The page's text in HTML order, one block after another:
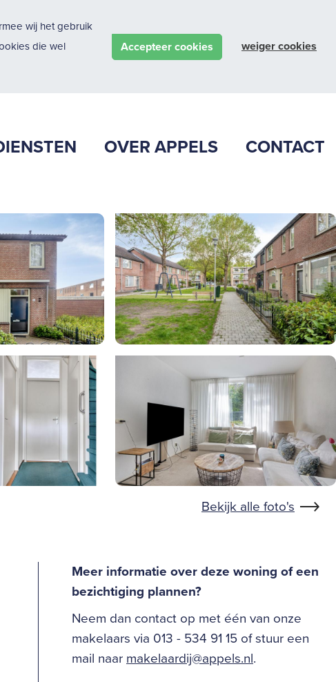
wij het gebruik
die wel
Accepteer cookies weiger cookies
OVER APPELS CONTACT
Bekijk alle foto's
Meer informatie over deze woning of een
bezichtiging plannen?
Neem dan contact op met één van onze
makelaars via 013 - 534 91 15 of stuur een
mail naar makelaardij@appels.nl.